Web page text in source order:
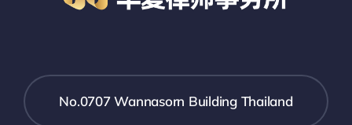
No.0707 Wannasorn Building Thailand